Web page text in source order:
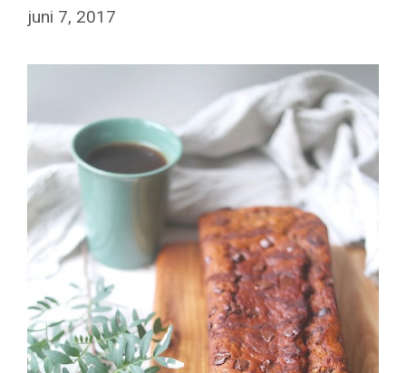
juni 7, 2017